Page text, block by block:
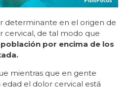
determinante en el origen de
cervical, de tal modo que
población por encima de los
mientras que en gente
el dolor cervical está